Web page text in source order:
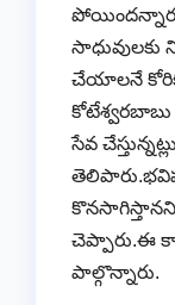
సాధువులకు
చేయాలనే కోరికతో
సేవ
చెప్పారు.ఈ
పాల్గొన్నారు.